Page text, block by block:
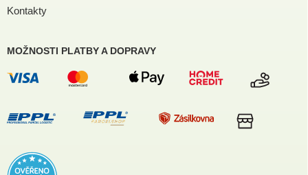
Kontakty
MOŽNOSTI PLATBY A DOPRAVY